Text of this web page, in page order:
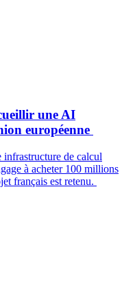
une AI
européenne
de calcul
à acheter 100 millions
français est retenu.